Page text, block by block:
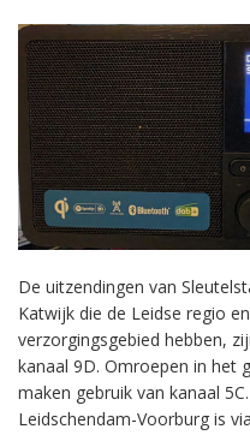
De uitzendingen van
Katwijk die de Leidse regio
verzorgingsgebied hebben,
kanaal 9D. Omroepen in het
maken gebruik van kanaal
Leidschendam-Voorburg is